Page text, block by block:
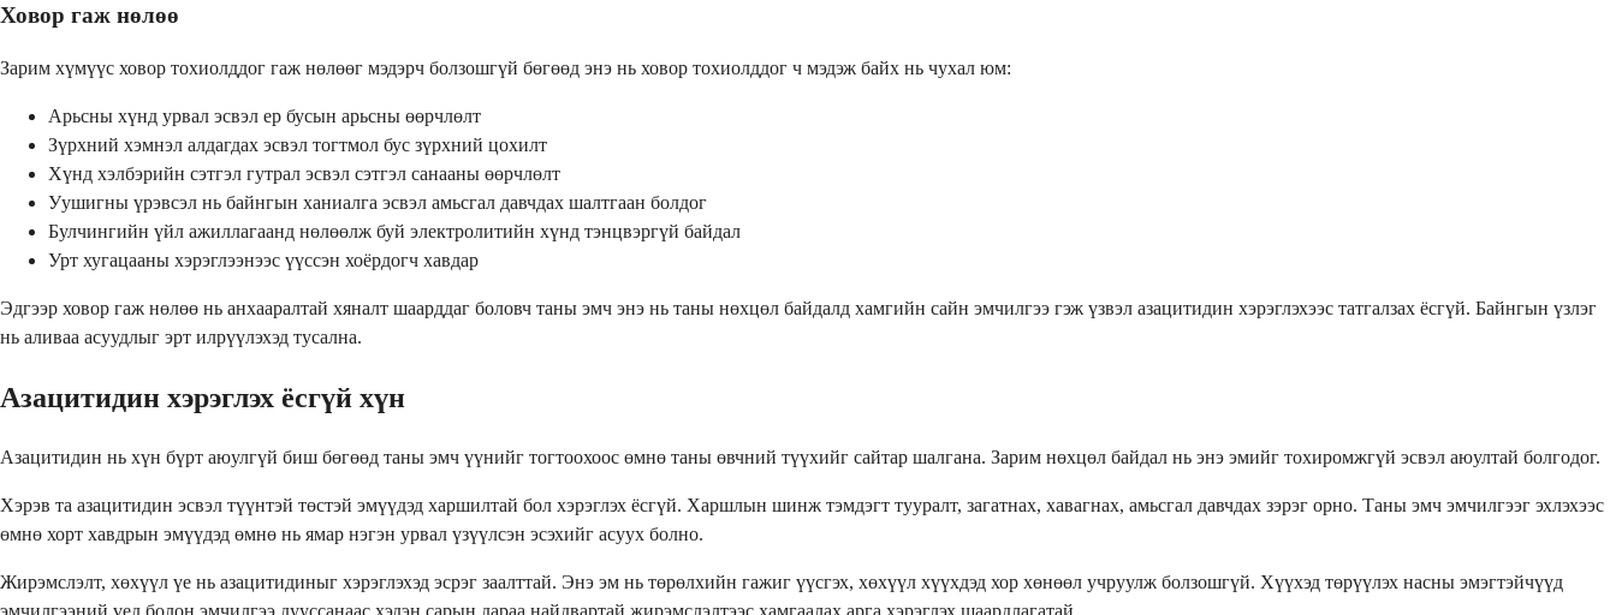
Ховор гаж нөлөө
Зарим хүмүүс ховор тохиолддог гаж нөлөөг мэдэрч болзошгүй бөгөөд энэ нь ховор тохиолддог ч мэдэж байх нь чухал юм:
Арьсны хүнд урвал эсвэл ер бусын арьсны өөрчлөлт
Зүрхний хэмнэл алдагдах эсвэл тогтмол бус зүрхний цохилт
Хүнд хэлбэрийн сэтгэл гутрал эсвэл сэтгэл санааны өөрчлөлт
Уушигны үрэвсэл нь байнгын ханиалга эсвэл амьсгал давчдах шалтгаан болдог
Булчингийн үйл ажиллагаанд нөлөөлж буй электролитийн хүнд тэнцвэргүй байдал
Урт хугацааны хэрэглээнээс үүссэн хоёрдогч хавдар
Эдгээр ховор гаж нөлөө нь анхааралтай хяналт шаарддаг боловч таны эмч энэ нь таны нөхцөл байдалд хамгийн сайн эмчилгээ гэж үзвэл азацитидин хэрэглэхээс татгалзах ёсгүй. Байнгын үзлэг
нь аливаа асуудлыг эрт илрүүлэхэд тусална.
Азацитидин хэрэглэх ёсгүй хүн
Азацитидин нь хүн бүрт аюулгүй биш бөгөөд таны эмч үүнийг тогтоохоос өмнө таны өвчний түүхийг сайтар шалгана. Зарим нөхцөл байдал нь энэ эмийг тохиромжгүй эсвэл аюултай болгодог.
Хэрэв та азацитидин эсвэл түүнтэй төстэй эмүүдэд харшилтай бол хэрэглэх ёсгүй. Харшлын шинж тэмдэгт тууралт, загатнах, хавагнах, амьсгал давчдах зэрэг орно. Таны эмч эмчилгээг эхлэхээс
өмнө хорт хавдрын эмүүдэд өмнө нь ямар нэгэн урвал үзүүлсэн эсэхийг асуух болно.
Жирэмслэлт, хөхүүл үе нь азацитидиныг хэрэглэхэд эсрэг заалттай. Энэ эм нь төрөлхийн гажиг үүсгэх, хөхүүл хүүхдэд хор хөнөөл учруулж болзошгүй. Хүүхэд төрүүлэх насны эмэгтэйчүүд